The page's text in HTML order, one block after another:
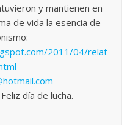
y mantienen en
de vida la esencia de
2011/04/relat
día de lucha.